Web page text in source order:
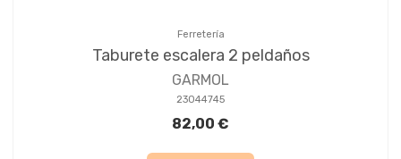
Ferretería
Taburete escalera 2 peldaños
GARMOL
23044745
82,00 €